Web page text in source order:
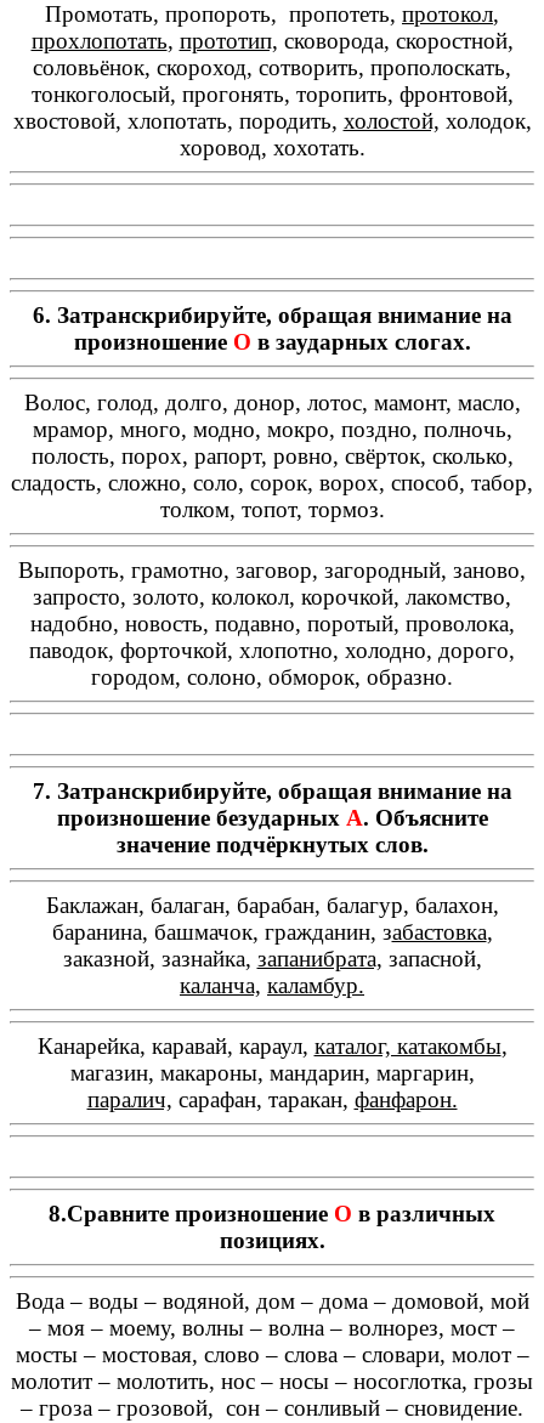
Промотать, пропороть, пропотеть, протокол,
прохлопотать, прототип, сковорода, скоростной,
соловьёнок, скороход, сотворить, прополоскать,
тонкоголосый, прогонять, торопить, фронтовой,
хвостовой, хлопотать, породить, холостой, холодок,
хоровод, хохотать.
6. Затранскрибируйте, обращая внимание на
произношение О в заударных слогах.
Волос, голод, долго, донор, лотос, мамонт, масло,
мрамор, много, модно, мокро, поздно, полночь,
полость, порох, рапорт, ровно, свёрток, сколько,
сладость, сложно, соло, сорок, ворох, способ, табор,
толком, топот, тормоз.
Выпороть, грамотно, заговор, загородный, заново,
запросто, золото, колокол, корочкой, лакомство,
надобно, новость, подавно, поротый, проволока,
паводок, форточкой, хлопотно, холодно, дорого,
городом, солоно, обморок, образно.
7. Затранскрибируйте, обращая внимание на
произношение безударных А. Объясните
значение подчёркнутых слов.
Баклажан, балаган, барабан, балагур, балахон,
баранина, башмачок, гражданин, забастовка,
заказной, зазнайка, запанибрата, запасной,
каланча, каламбур.
Канарейка, каравай, караул, каталог, катакомбы,
магазин, макароны, мандарин, маргарин,
паралич, сарафан, таракан, фанфарон.
8.Сравните произношение О в различных
позициях.
Вода – воды – водяной, дом – дома – домовой, мой
– моя – моему, волны – волна – волнорез, мост –
мосты – мостовая, слово – слова – словари, молот –
молотит – молотить, нос – носы – носоглотка, грозы
– гроза – грозовой, сон – сонливый – сновидение.